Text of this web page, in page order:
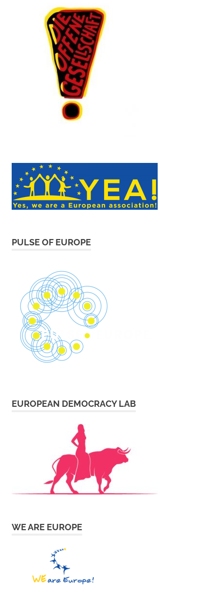
PULSE OF EUROPE
EUROPEAN DEMOCRACY LAB
WE ARE EUROPE